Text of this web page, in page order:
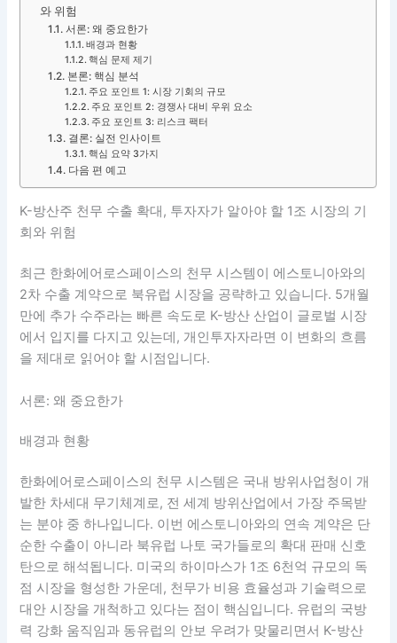
와 위험
서론: 왜 중요한가
배경과 현황
핵심 문제 제기
본론: 핵심 분석
주요 포인트 1: 시장 기회의 규모
주요 포인트 2: 경쟁사 대비 우위 요소
주요 포인트 3: 리스크 팩터
결론: 실전 인사이트
핵심 요약 3가지
다음 편 예고
K-방산주 천무 수출 확대, 투자자가 알아야 할 1조 시장의 기
회와 위험
최근 한화에어로스페이스의 천무 시스템이 에스토니아와의
2차 수출 계약으로 북유럽 시장을 공략하고 있습니다. 5개월
만에 추가 수주라는 빠른 속도로 K-방산 산업이 글로벌 시장
에서 입지를 다지고 있는데, 개인투자자라면 이 변화의 흐름
을 제대로 읽어야 할 시점입니다.
서론: 왜 중요한가
배경과 현황
한화에어로스페이스의 천무 시스템은 국내 방위사업청이 개
발한 차세대 무기체계로, 전 세계 방위산업에서 가장 주목받
는 분야 중 하나입니다. 이번 에스토니아와의 연속 계약은 단
순한 수출이 아니라 북유럽 나토 국가들로의 확대 판매 신호
탄으로 해석됩니다. 미국의 하이마스가 1조 6천억 규모의 독
점 시장을 형성한 가운데, 천무가 비용 효율성과 기술력으로
대안 시장을 개척하고 있다는 점이 핵심입니다. 유럽의 국방
력 강화 움직임과 동유럽의 안보 우려가 맞물리면서 K-방산